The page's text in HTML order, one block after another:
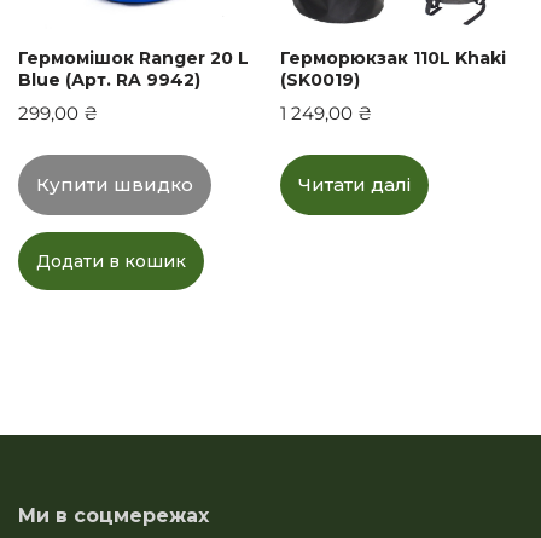
Гермомішок Ranger 20 L
Blue (Арт. RA 9942)
299,00 ₴
Купити швидко
Додати в кошик
Герморюкзак 110L Khaki
(SK0019)
1 249,00 ₴
Читати далі
Ми в соцмережах